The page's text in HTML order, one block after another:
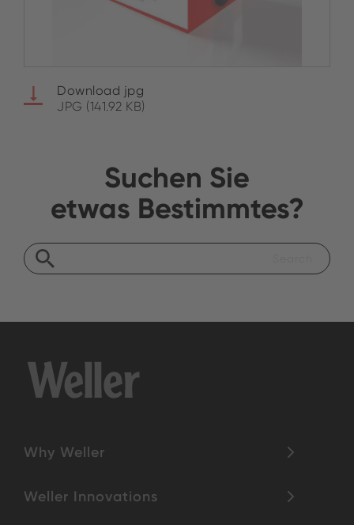
Download jpg
JPG (141.92 KB)
Suchen Sie
etwas Bestimmtes?
Why Weller
Weller Innovations